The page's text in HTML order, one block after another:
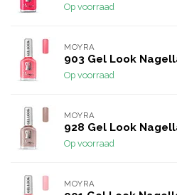
Op voorraad
MOYRA
903 Gel Look
Op voorraad
MOYRA
928 Gel Look
Op voorraad
MOYRA